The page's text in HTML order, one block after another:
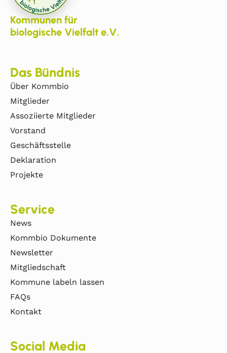
Kommunen für
biologische Vielfalt e.V.
Das Bündnis
Über Kommbio
Mitglieder
Assoziierte Mitglieder
Vorstand
Geschäftsstelle
Deklaration
Projekte
Service
News
Kommbio Dokumente
Newsletter
Mitgliedschaft
Kommune labeln lassen
FAQs
Kontakt
Social Media